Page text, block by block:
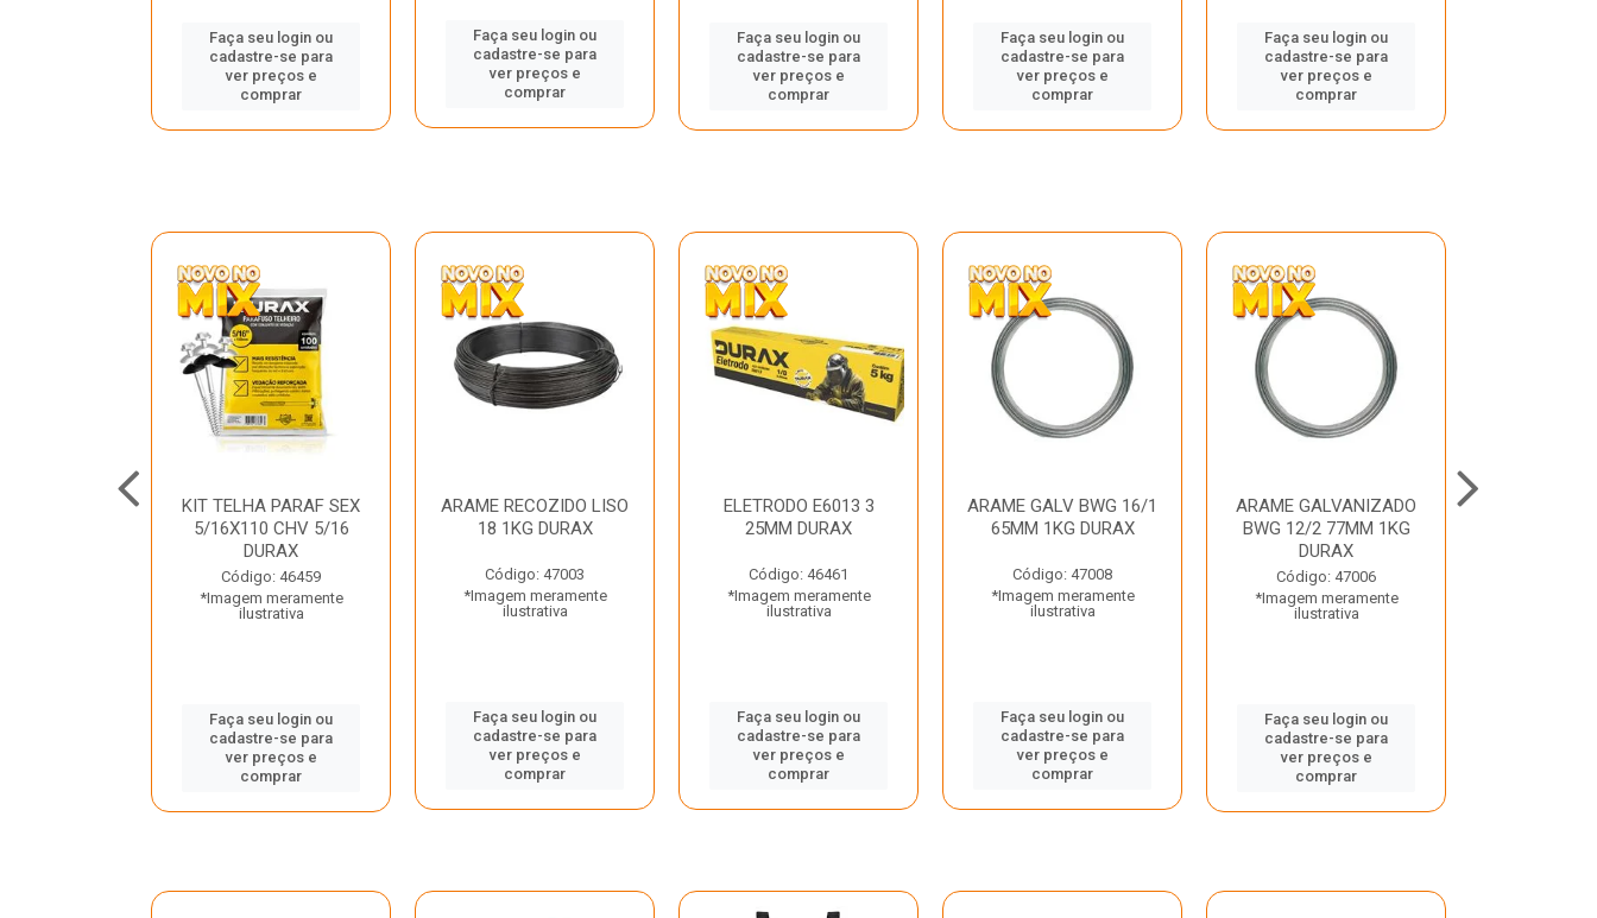
Faça seu login ou
cadastre-se para
ver preços e
comprar
Faça seu login ou
cadastre-se para
ver preços e
comprar
Faça seu login ou
cadastre-se para
ver preços e
comprar
Faça seu login ou
cadastre-se para
ver preços e
comprar
Faça seu login ou
cadastre-se para
ver preços e
comprar
KIT TELHA PARAF SEX
5/16X110 CHV 5/16
DURAX
Código: 46459
*Imagem meramente
ilustrativa
Faça seu login ou
cadastre-se para
ver preços e
comprar
ARAME RECOZIDO LISO
18 1KG DURAX
Código: 47003
*Imagem meramente
ilustrativa
Faça seu login ou
cadastre-se para
ver preços e
comprar
ELETRODO E6013 3
25MM DURAX
Código: 46461
*Imagem meramente
ilustrativa
Faça seu login ou
cadastre-se para
ver preços e
comprar
ARAME GALV BWG 16/1
65MM 1KG DURAX
Código: 47008
*Imagem meramente
ilustrativa
Faça seu login ou
cadastre-se para
ver preços e
comprar
ARAME GALVANIZADO
BWG 12/2 77MM 1KG
DURAX
Código: 47006
*Imagem meramente
ilustrativa
Faça seu login ou
cadastre-se para
ver preços e
comprar